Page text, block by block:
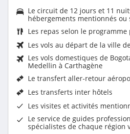
Le circuit de 12 jours et 11
hébergements mentionnés ou
Les repas selon le programme
Les vols au départ de la ville
Les vols domestiques de
Medellin à Carthagène
Le transfert aller-retour
Les transferts inter hôtels
Les visites et activités
Le service de guides
spécialistes de chaque région